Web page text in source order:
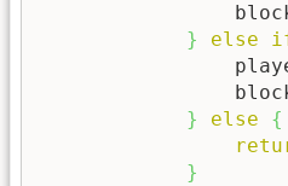
}
else
}
else
{
}